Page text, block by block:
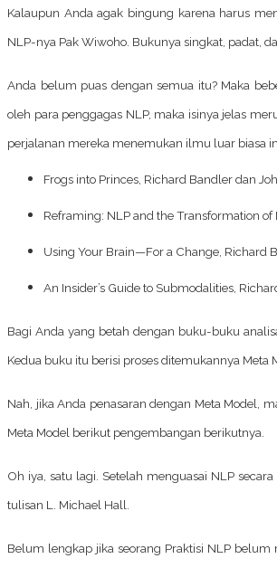
Kalaupun Anda agak bingung karena harus
NLP-nya Pak Wiwoho. Bukunya singkat, padat,
Anda belum puas dengan semua itu? Maka
oleh para penggagas NLP, maka isinya jelas
perjalanan mereka menemukan ilmu luar biasa
Frogs into Princes , Richard Bandler dan
Reframing: NLP and the Transformation of
Using Your Brain—For a Change , Richard
An Insider’s Guide to Submodalities ,
Bagi Anda yang betah dengan buku-buku
Kedua buku itu berisi proses ditemukannya Meta
Nah, jika Anda penasaran dengan Meta Model,
Meta Model berikut pengembangan berikutnya.
Oh iya, satu lagi. Setelah menguasai NLP
tulisan L. Michael Hall.
Belum lengkap jika seorang Praktisi NLP